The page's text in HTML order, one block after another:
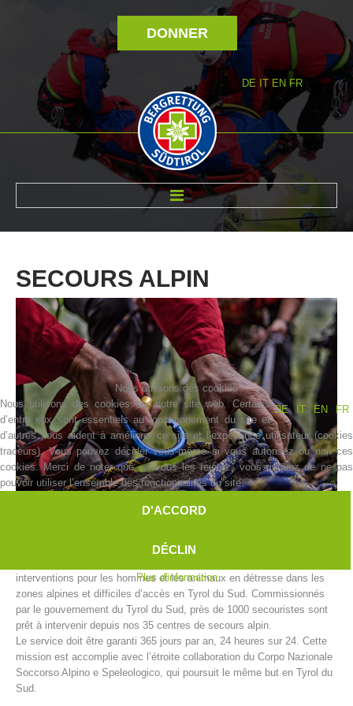
DONNER
DE IT EN FR
Histoire de l'association
SECOURS ALPIN
interventions pour les hommes et les animaux en détresse dans les
zones alpines et difficiles d’accès en Tyrol du Sud. Commissionnés
par le gouvernement du Tyrol du Sud, près de 1000 secouristes sont
prêt à intervenir depuis nos 35 centres de secours alpin.
Le service doit être garanti 365 jours par an, 24 heures sur 24. Cette
mission est accomplie avec l’étroite collaboration du Corpo Nazionale
Soccorso Alpino e Speleologico, qui poursuit le même but en Tyrol du
Sud.
Nous utilisons des cookies
DE
IT EN FR
Nous utilisons des cookies sur notre site web. Certains
d’entre eux sont essentiels au fonctionnement du site et
d’autres nous aident à améliorer ce site et l’expérience utilisateur (cookies
traceurs). Vous pouvez décider vous-même si vous autorisez ou non ces
cookies. Merci de noter que, si vous les rejetez, vous risquez de ne pas
pouvoir utiliser l’ensemble des fonctionnalités du site.
D'ACCORD
DÉCLIN
Plus d'information